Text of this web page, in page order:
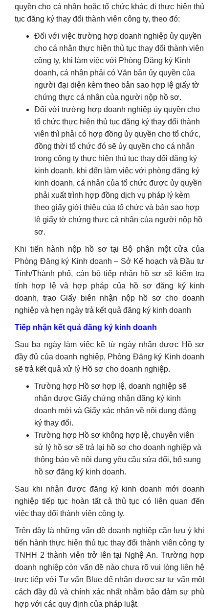
quyền cho cá nhân hoặc tổ chức khác đi thực hiện thủ
tục đăng ký thay đổi thành viên công ty, theo đó:
Đối với việc trường hợp doanh nghiệp ủy quyền
cho cá nhân thực hiện thủ tục thay đổi thành viên
công ty, khi làm việc với Phòng Đăng ký Kinh
doanh, cá nhân phải có Văn bản ủy quyền của
người đại diện kèm theo bản sao hợp lệ giấy tờ
chứng thực cá nhân của người nộp hồ sơ.
Đối với trường hợp doanh nghiệp ủy quyền cho
tổ chức thực hiện thủ tục đăng ký thay đổi thành
viên thì phải có hợp đồng ủy quyền cho tổ chức,
đồng thời tổ chức đó sẽ ủy quyền cho cá nhân
trong công ty thực hiện thủ tục thay đổi đăng ký
kinh doanh, khi đến làm việc với phòng đăng ký
kinh doanh, cá nhân của tổ chức được ủy quyền
phải xuất trình hợp đồng dịch vụ pháp lý kèm
theo giấy giới thiệu của tổ chức và bản sao hợp
lệ giấy tờ chứng thực cá nhân của người nộp hồ
sơ.
Khi tiến hành nộp hồ sơ tại Bộ phận một cửa của
Phòng Đăng ký Kinh doanh – Sở Kế hoạch và Đầu tư
Tỉnh/Thành phố, cán bộ tiếp nhận hồ sơ sẽ kiểm tra
tính hợp lệ và hợp pháp của hồ sơ đăng ký kinh
doanh, trao Giấy biên nhận nộp hồ sơ cho doanh
nghiệp và hẹn ngày trả kết quả đăng ký kinh doanh
Tiếp nhận kết quả đăng ký kinh doanh
Sau ba ngày làm việc kề từ ngày nhận được Hồ sơ
đầy đủ của doanh nghiệp, Phòng Đăng ký Kinh doanh
sẽ trả kết quả xử lý Hồ sơ cho doanh nghiệp.
Trường hợp Hồ sơ hợp lệ, doanh nghiệp sẽ
nhận được Giấy chứng nhận đăng ký kinh
doanh mới và Giấy xác nhận về nội dung đăng
ký thay đổi.
Trường hợp Hồ sơ không hợp lệ, chuyên viên
sử lý hồ sơ sẽ trả lại hồ sơ cho doanh nghiệp và
thông báo về nội dung yêu cầu sửa đổi, bổ sung
hồ sơ đăng ký kinh doanh.
Sau khi nhận được đăng ký kinh doanh mới doanh
nghiệp tiếp tục hoàn tất cả thủ tục có liên quan đến
việc thay đổi thành viên công ty.
Trên đây là những vấn đề doanh nghiệp cần lưu ý khi
tiến hành thực hiện thủ tục thay đổi thành viên công ty
TNHH 2 thành viên trở lên tại Nghệ An. Trường hợp
doanh nghiệp còn vấn đề nào chưa rõ vui lòng liên hệ
trực tiếp với Tư vấn Blue để nhận được sự tư vấn một
cách đầy đủ và chính xác nhất nhằm bảo đảm sự phù
hợp với các quy định của pháp luật.